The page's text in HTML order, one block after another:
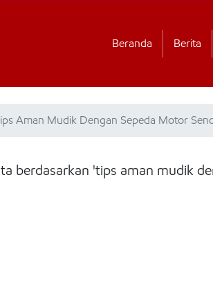
Beranda Berita
Aman Mudik Dengan Sepeda Motor
berdasarkan 'tips aman mudik